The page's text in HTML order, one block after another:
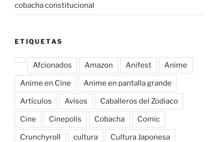
cobacha constitucional
ETIQUETAS
Afcionados Amazon Anifest Anime
Anime en Cine Anime en pantalla grande
Artículos Avisos Caballeros del Zodiaco
Cine Cinepolis Cobacha Comic
Crunchyroll cultura Cultura Japonesa